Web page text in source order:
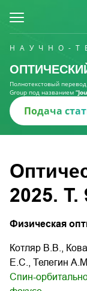
НАУЧНО-
Полнотекстовый
Group под названием
Подача
2025.
Физическая
Котляр В.В.,
Е.С., Телегин А.М.
Спин-